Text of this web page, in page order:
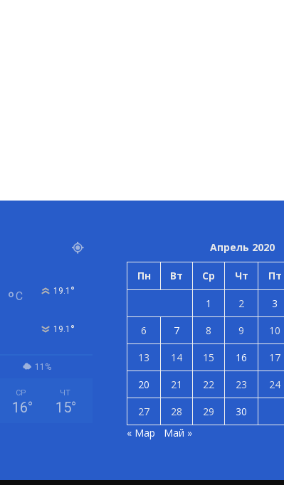
°C 19.1 °
19.1 °
11%
СР
16°
ЧТ
15°
Апрель 2020
Пн Вт Ср Чт Пт
1 2 3
6
7 8 9 10
13
14 15 16 17
20
21 22 23 24
27
28 29
30
« Мар
Май »